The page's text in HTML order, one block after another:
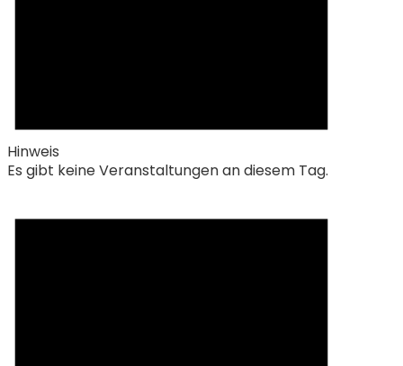
Hinweis
Es gibt keine Veranstaltungen an diesem Tag.